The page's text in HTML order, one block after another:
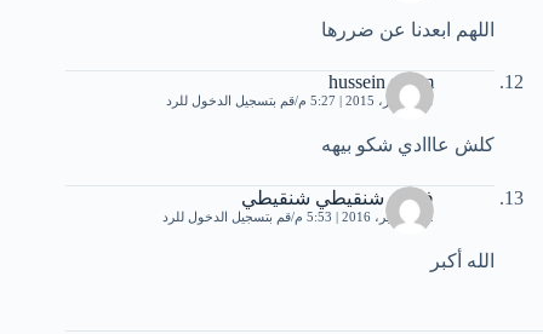
اللهم ابعدنا عن ضررها
hussein salam
1 ديسمبر، 2015 | 5:27 م قم بتسجيل الدخول للرد
كلش عااادي شكو بيهه
فاطم شنقيطي شنقيطي
22 سبتمبر، 2016 | 5:53 م قم بتسجيل الدخول للرد
الله أكبر